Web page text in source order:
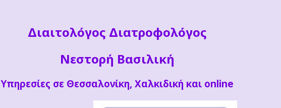
Διαιτoλόγος Διατροφολόγος
Νεστορή Βασιλική
Υπηρεσίες σε Θεσσαλονίκη, Χαλκιδική και online